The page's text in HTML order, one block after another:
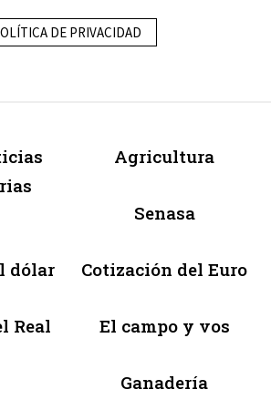
DE PRIVACIDAD
Agricultura
Senasa
dólar Cotización del Euro
Real El campo y vos
Ganadería